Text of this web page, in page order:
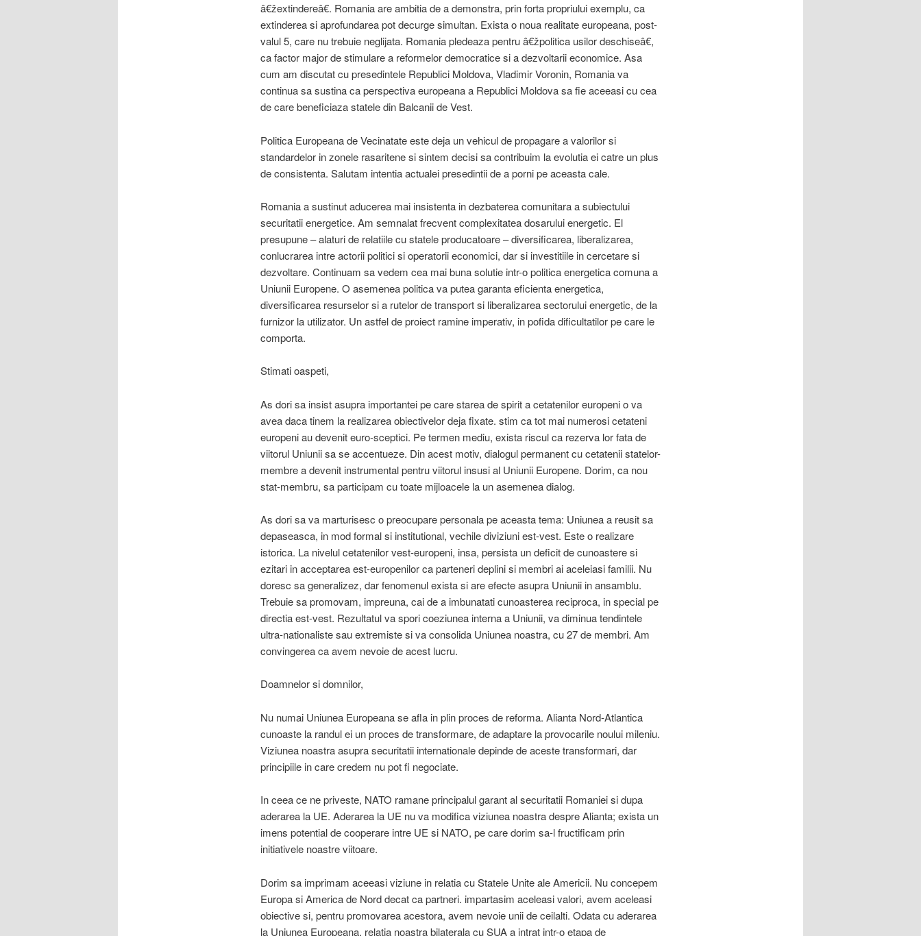
â€žextindereâ€. Romania are ambitia de a demonstra, prin forta propriului exemplu, ca
extinderea si aprofundarea pot decurge simultan. Exista o noua realitate europeana, post-
valul 5, care nu trebuie neglijata. Romania pledeaza pentru â€žpolitica usilor deschiseâ€,
ca factor major de stimulare a reformelor democratice si a dezvoltarii economice. Asa
cum am discutat cu presedintele Republici Moldova, Vladimir Voronin, Romania va
continua sa sustina ca perspectiva europeana a Republici Moldova sa fie aceeasi cu cea
de care beneficiaza statele din Balcanii de Vest.
Politica Europeana de Vecinatate este deja un vehicul de propagare a valorilor si
standardelor in zonele rasaritene si sintem decisi sa contribuim la evolutia ei catre un plus
de consistenta. Salutam intentia actualei presedintii de a porni pe aceasta cale.
Romania a sustinut aducerea mai insistenta in dezbaterea comunitara a subiectului
securitatii energetice. Am semnalat frecvent complexitatea dosarului energetic. El
presupune – alaturi de relatiile cu statele producatoare – diversificarea, liberalizarea,
conlucrarea intre actorii politici si operatorii economici, dar si investitiile in cercetare si
dezvoltare. Continuam sa vedem cea mai buna solutie intr-o politica energetica comuna a
Uniunii Europene. O asemenea politica va putea garanta eficienta energetica,
diversificarea resurselor si a rutelor de transport si liberalizarea sectorului energetic, de la
furnizor la utilizator. Un astfel de proiect ramine imperativ, in pofida dificultatilor pe care le
comporta.
Stimati oaspeti,
As dori sa insist asupra importantei pe care starea de spirit a cetatenilor europeni o va
avea daca tinem la realizarea obiectivelor deja fixate. stim ca tot mai numerosi cetateni
europeni au devenit euro-sceptici. Pe termen mediu, exista riscul ca rezerva lor fata de
viitorul Uniunii sa se accentueze. Din acest motiv, dialogul permanent cu cetatenii statelor-
membre a devenit instrumental pentru viitorul insusi al Uniunii Europene. Dorim, ca nou
stat-membru, sa participam cu toate mijloacele la un asemenea dialog.
As dori sa va marturisesc o preocupare personala pe aceasta tema: Uniunea a reusit sa
depaseasca, in mod formal si institutional, vechile diviziuni est-vest. Este o realizare
istorica. La nivelul cetatenilor vest-europeni, insa, persista un deficit de cunoastere si
ezitari in acceptarea est-europenilor ca parteneri deplini si membri ai aceleiasi familii. Nu
doresc sa generalizez, dar fenomenul exista si are efecte asupra Uniunii in ansamblu.
Trebuie sa promovam, impreuna, cai de a imbunatati cunoasterea reciproca, in special pe
directia est-vest. Rezultatul va spori coeziunea interna a Uniunii, va diminua tendintele
ultra-nationaliste sau extremiste si va consolida Uniunea noastra, cu 27 de membri. Am
convingerea ca avem nevoie de acest lucru.
Doamnelor si domnilor,
Nu numai Uniunea Europeana se afla in plin proces de reforma. Alianta Nord-Atlantica
cunoaste la randul ei un proces de transformare, de adaptare la provocarile noului mileniu.
Viziunea noastra asupra securitatii internationale depinde de aceste transformari, dar
principiile in care credem nu pot fi negociate.
In ceea ce ne priveste, NATO ramane principalul garant al securitatii Romaniei si dupa
aderarea la UE. Aderarea la UE nu va modifica viziunea noastra despre Alianta; exista un
imens potential de cooperare intre UE si NATO, pe care dorim sa-l fructificam prin
initiativele noastre viitoare.
Dorim sa imprimam aceeasi viziune in relatia cu Statele Unite ale Americii. Nu concepem
Europa si America de Nord decat ca partneri. impartasim aceleasi valori, avem aceleasi
obiective si, pentru promovarea acestora, avem nevoie unii de ceilalti. Odata cu aderarea
la Uniunea Europeana, relatia noastra bilaterala cu SUA a intrat intr-o etapa de